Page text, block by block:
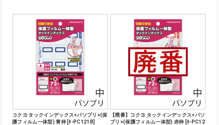
コクヨ タックインデックス<パソプリ>(保
護フィルム一体型) 青枠 [ﾀ-PC121B]
【廃番】コクヨ タックインデックス<パソ
プリ>(保護フィルム一体型) 赤枠 [ﾀ-PC12